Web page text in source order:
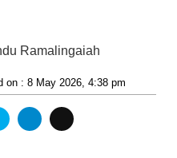
Ramalingaiah
on : 8 May 2026, 4:38 pm